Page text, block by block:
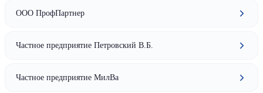
ООО ПрофПартнер
Частное предприятие Петровский В.Б.
Частное предприятие МилВа